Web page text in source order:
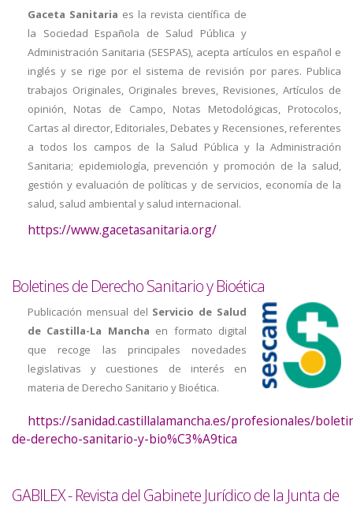
Gaceta Sanitaria es la revista científica de
la Sociedad Española de Salud Pública y
Administración Sanitaria (SESPAS), acepta artículos en español e
inglés y se rige por el sistema de revisión por pares. Publica
trabajos Originales, Originales breves, Revisiones, Artículos de
opinión, Notas de Campo, Notas Metodológicas, Protocolos,
Cartas al director, Editoriales, Debates y Recensiones, referentes
a todos los campos de la Salud Pública y la Administración
Sanitaria; epidemiología, prevención y promoción de la salud,
gestión y evaluación de políticas y de servicios, economía de la
salud, salud ambiental y salud internacional.
https://www.gacetasanitaria.org/
Boletines de Derecho Sanitario y Bioética
Publicación mensual del Servicio de Salud
de Castilla-La Mancha en formato digital
que recoge las principales novedades
legislativas y cuestiones de interés en
materia de Derecho Sanitario y Bioética.
https://sanidad.castillalamancha.es/profesionales/
de-derecho-sanitario-y-bio%C3%A9tica
GABILEX - Revista del Gabinete Jurídico de la Junta de